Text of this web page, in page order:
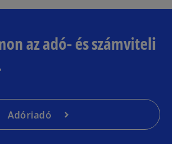
az adó- és számviteli
Adóriadó